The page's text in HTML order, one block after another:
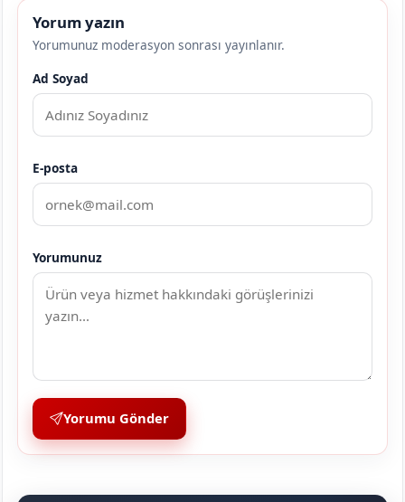
Yorum yazın
Yorumunuz moderasyon sonrası yayınlanır.
Ad Soyad
E-posta
Yorumunuz
Yorumu Gönder